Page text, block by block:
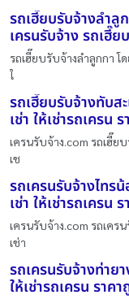
รถเฮี๊ยบรับจ้างลำลู
เครนรับจ้าง รถเฮี๊ย
รถเฮี๊ยบรับจ้างลำลูกกา โ
ใ
รถเฮี๊ยบรับจ้างทับส
เช่า ให้เช่ารถเครน
เครนรับจ้าง.com รถเฮี๊ย
เช
รถเครนรับจ้างไทร
เช่า ให้เช่ารถเครน
เครนรับจ้าง.com รถเคร
เช่า
รถเครนรับจ้างท่าย
ให้เช่ารถเครน ราคา